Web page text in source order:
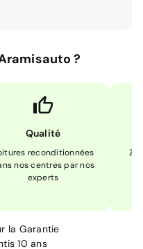
?
Qualité
reconditionnées
nos centres par nos
experts
la Garantie
10 ans